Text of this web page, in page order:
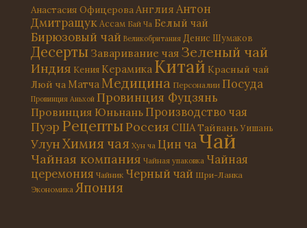
Анастасия Офицерова Англия Антон
Дмитращук Ассам Бай Ча Белый чай
Бирюзовый чай Великобритания Денис Шумаков
Десерты Заваривание чая Зеленый чай
Индия Кения Керамика Китай Красный чай
Люй ча Матча Медицина Персоналии Посуда
Провинция Аньхой Провинция Фуцзянь
Провинция Юньнань Производство чая
Пуэр РецептыРоссия СШАТайвань Уишань
УлунХимия чая Хун ча Цин чаЧай
Чайная компания Чайная упаковка Чайная
церемония Чайник Черный чай Шри-Ланка
Экономика Япония